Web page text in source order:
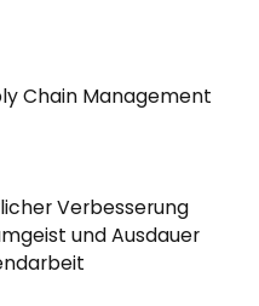
Chain Management
Verbesserung
und Ausdauer